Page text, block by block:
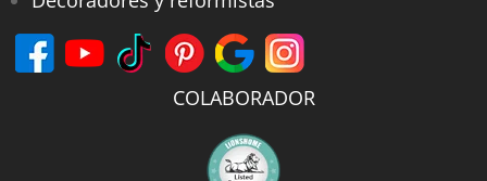
COLABORADOR